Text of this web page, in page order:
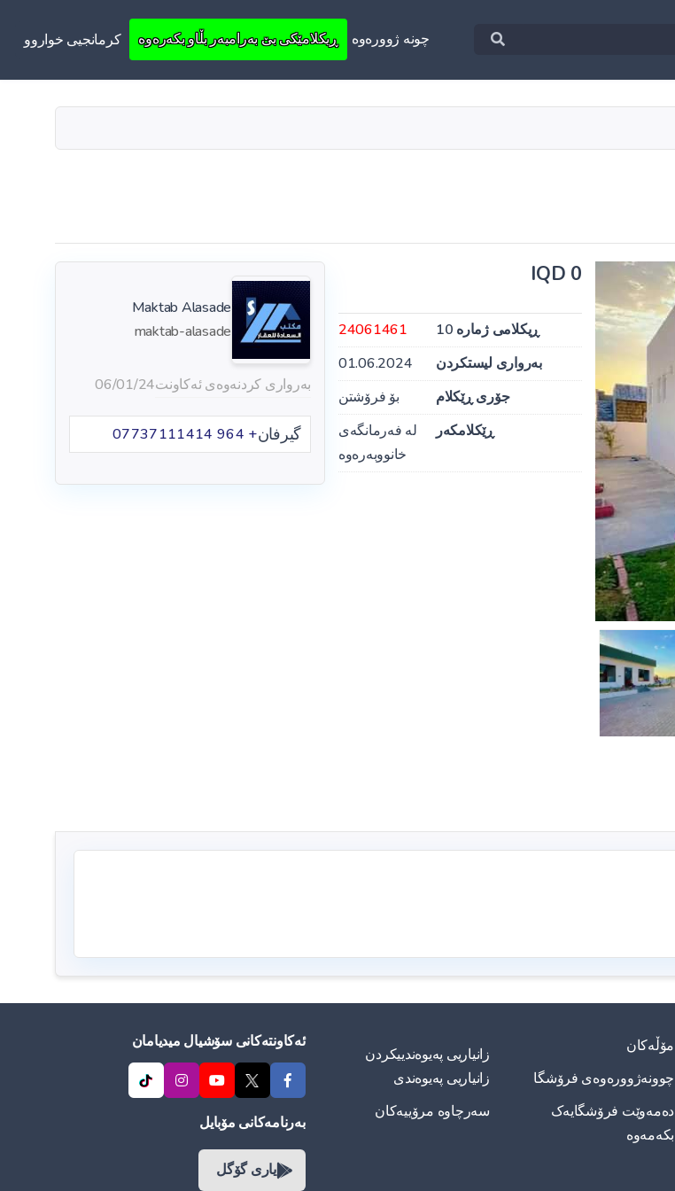
چونه‌ ژووره‌وه‌ ڕیکلامێکی بێ بەرامبەر بڵاو بکەرەوە کرمانجیی خواروو
0 IQD
ڕیکلامی ژمارە 10
24061461
بەرواری لیستکردن
01.06.2024
جۆری ڕێکلام
بۆ فرۆشتن
ڕێکلامکەر
لە فەرمانگەی
خانووبەرەوە
Maktab Alasade
maktab-alasade
بەرواری کردنەوەی ئەکاونت06/01/24
گیرفان+ 964 07737111414
مۆڵەکان
چوونەژوورەوەی فرۆشگا
دەمەوێت فرۆشگایەک
بکەمەوە
زانیاریی په‌یوه‌ندییكردن
زانیاریی په‌یوه‌ندی
سەرچاوە مرۆییەکان
ئەکاونتەکانی سۆشیال میدیامان
بەرنامەکانی مۆبایل
یاری گۆگل